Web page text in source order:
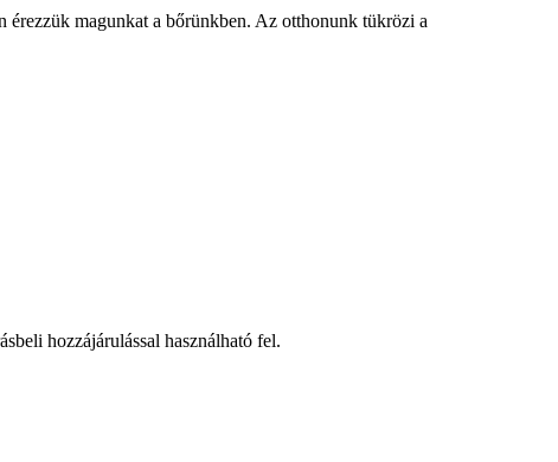
érezzük magunkat a bőrünkben. Az otthonunk tükrözi a
hozzájárulással használható fel.